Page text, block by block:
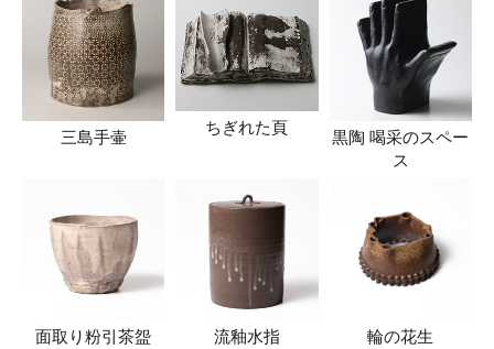
三島手壷
ちぎれた頁
黒陶 喝采のスペー
ス
面取り粉引茶盌 流釉水指 輪の花生